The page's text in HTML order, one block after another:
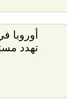
أوروبا
تهدد